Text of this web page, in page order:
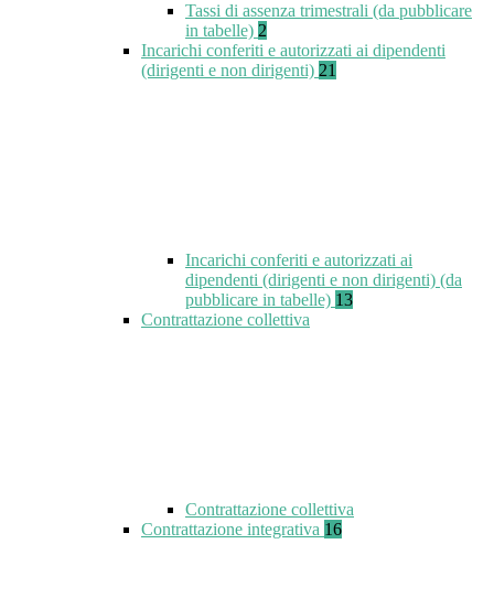
Tassi di assenza trimestrali (da pubblicare
in tabelle) 2
Incarichi conferiti e autorizzati ai dipendenti
(dirigenti e non dirigenti) 21
Incarichi conferiti e autorizzati ai
dipendenti (dirigenti e non dirigenti) (da
pubblicare in tabelle) 13
Contrattazione collettiva
Contrattazione collettiva
Contrattazione integrativa 16